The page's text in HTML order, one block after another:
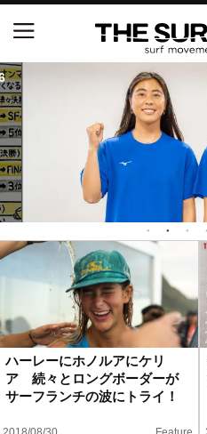
ハーレーにホノルアにケリ
ア 続々とロングボーダーが
サーフランチの波にトライ！
NSAと茅ヶ崎市が包括
協定は全国初、サーフ
【五十嵐カノア独占イ
ックとの豪華プライベ
S.ONE ショート＆ロン
橋みなと）
ニュース
製品情報
特集
試合